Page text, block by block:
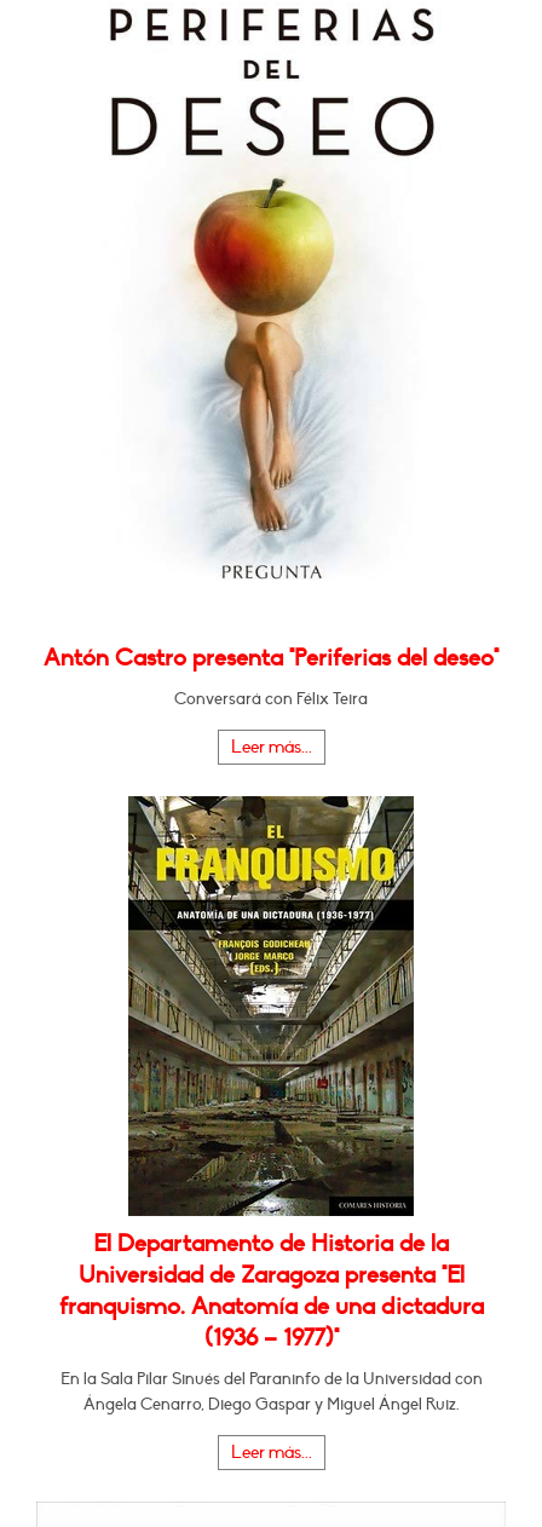
Antón Castro presenta "Periferias del deseo"
Conversará con Félix Teira
Leer más...
El Departamento de Historia de la
Universidad de Zaragoza presenta "El
franquismo. Anatomía de una dictadura
(1936 – 1977)"
En la Sala Pilar Sinués del Paraninfo de la Universidad con
Ángela Cenarro, Diego Gaspar y Miguel Ángel Ruiz.
Leer más...